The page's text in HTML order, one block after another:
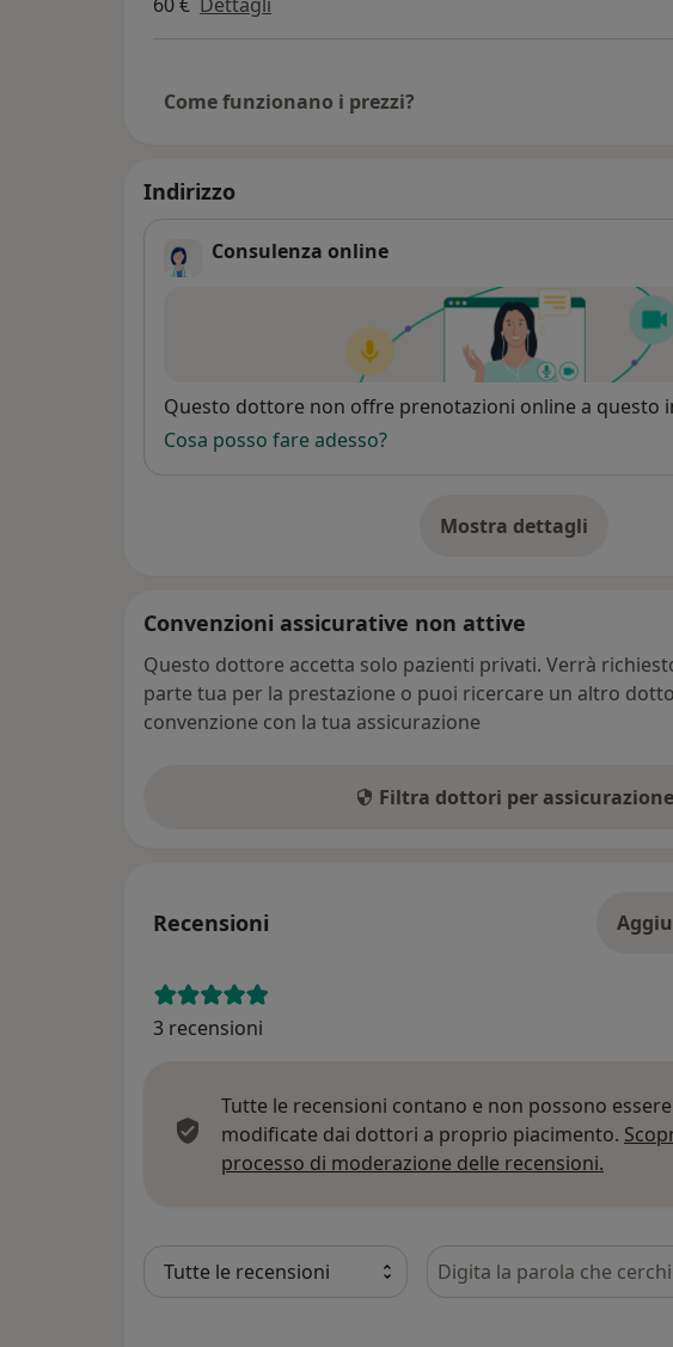
Come funzionano i prezzi?
Indirizzo
Consulenza online
Disponibilità
Questo dottore non offre prenotazioni online a questo
Cosa posso fare adesso?
Mostra dettagli
sull'indirizzo
Convenzioni assicurative non attive
Questo dottore accetta solo pazienti privati. Verrà
parte tua per la prestazione o puoi ricercare un altro
convenzione con la tua assicurazione
Filtra dottori per assicurazione
Recensioni
3 recensioni
Tutte le recensioni contano e non possono
modificate dai dottori a proprio piacimento.
processo di moderazione delle recensioni.
Cerca nelle recensioni